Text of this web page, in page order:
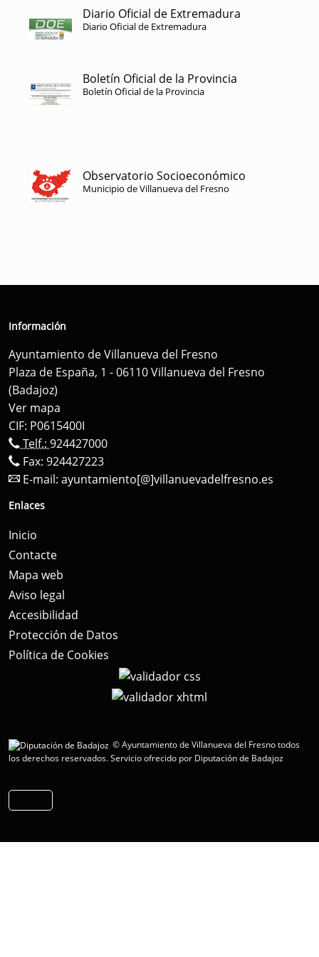
Diario Oficial de Extremadura
Diario Oficial de Extremadura
Boletín Oficial de la Provincia
Boletín Oficial de la Provincia
Observatorio Socioeconómico
Municipio de Villanueva del Fresno
Información
Ayuntamiento de Villanueva del Fresno
Plaza de España, 1 - 06110 Villanueva del Fresno
(Badajoz)
Ver mapa
CIF: P0615400I
Telf.: 924427000
Fax: 924427223
E-mail: ayuntamiento[@]villanuevadelfresno.es
Enlaces
Inicio
Contacte
Mapa web
Aviso legal
Accesibilidad
Protección de Datos
Política de Cookies
© Ayuntamiento de Villanueva del Fresno todos
los derechos reservados.Servicio ofrecido por Diputación de Badajoz